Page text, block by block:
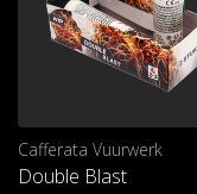
Cafferata Vuurwerk
Double Blast